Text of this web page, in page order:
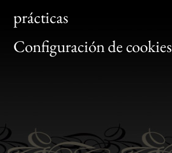
prácticas
Configuración de cookies